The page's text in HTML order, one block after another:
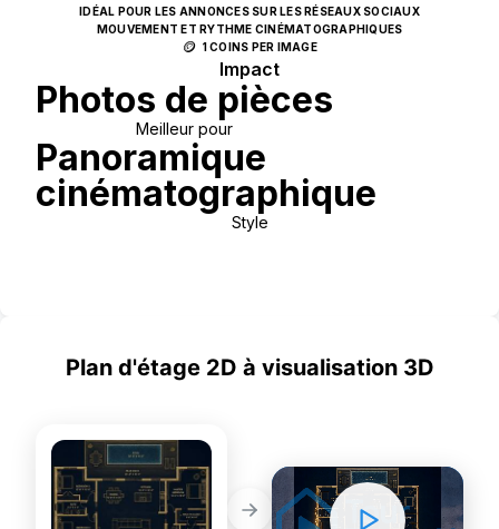
IDÉAL POUR LES ANNONCES SUR LES RÉSEAUX SOCIAUX
MOUVEMENT ET RYTHME CINÉMATOGRAPHIQUES
🪙 1 COINS PER IMAGE
Impact
Photos de pièces
Meilleur pour
Panoramique
cinématographique
Style
Plan d'étage 2D à visualisation 3D